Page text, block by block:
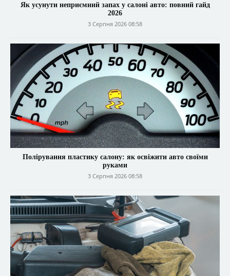
Як усунути неприємний запах у салоні авто: повний гайд
2026
3 Серпня 2026 08:58
Полірування пластику салону: як освіжити авто своїми
руками
3 Серпня 2026 08:58